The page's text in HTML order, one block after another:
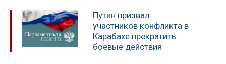
Путин призвал
участников конфликта в
Карабахе прекратить
боевые действия